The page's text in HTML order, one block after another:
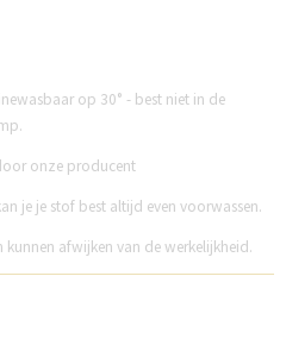
op 30° - best niet in de
onze producent
je je stof best altijd even voorwassen.
kunnen afwijken van de werkelijkheid.